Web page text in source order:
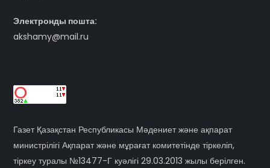
Электронды пошта:
akshamy@mail.ru
Газет Қазақстан Республикасы Мәдениет және ақпарат
министрілігі Ақпарат және мұрағат комитетінде тіркеліп,
тіркеу туралы №13477-Г куәлігі 29.03.2013 жылы берілген.